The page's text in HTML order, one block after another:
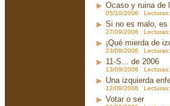
Ocaso y ruina de
05/10/2006
Si no es malo, es
27/09/2006
¡Qué mierda de
23/09/2006
11-S... de 2006
13/09/2006
Una izquierda
12/09/2006
Votar o ser